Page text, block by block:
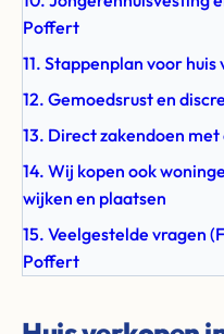
Poffert
11. Stappenplan voor
12. Gemoedsrust en
13. Direct zakendoen
14. Wij kopen ook
wijken en plaatsen
15. Veelgestelde vragen
Poffert